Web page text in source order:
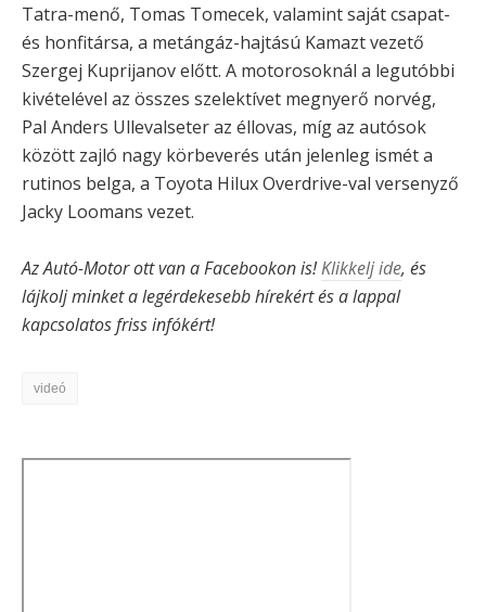
Tatra-menő, Tomas Tomecek, valamint saját csapat-
és honfitársa, a metángáz-hajtású Kamazt vezető
Szergej Kuprijanov előtt. A motorosoknál a legutóbbi
kivételével az összes szelektívet megnyerő norvég,
Pal Anders Ullevalseter az éllovas, míg az autósok
között zajló nagy körbeverés után jelenleg ismét a
rutinos belga, a Toyota Hilux Overdrive-val versenyző
Jacky Loomans vezet.
Az Autó-Motor ott van a Facebookon is!Klikkelj ide, és
lájkolj minket a legérdekesebb hírekért és a lappal
kapcsolatos friss infókért!
videó